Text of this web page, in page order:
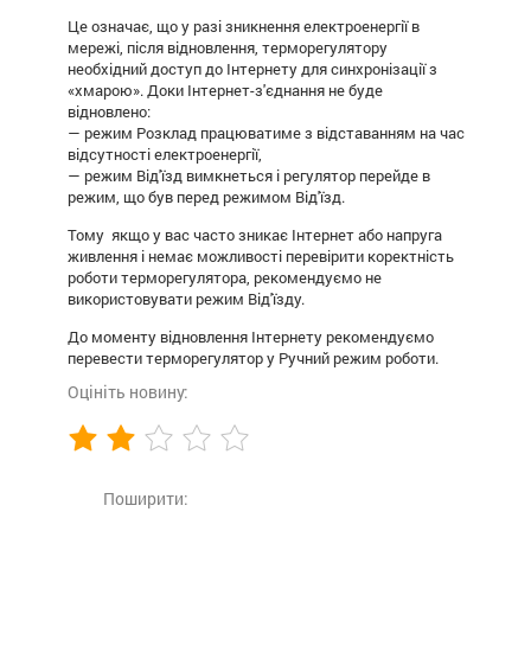
Це означає, що у разі зникнення електроенергії в
мережі, після відновлення, терморегулятору
необхідний доступ до Інтернету для синхронізації з
«хмарою». Доки Інтернет-з'єднання не буде
відновлено:
— режим Розклад працюватиме з відставанням на час
відсутності електроенергії,
— режим Від'їзд вимкнеться і регулятор перейде в
режим, що був перед режимом Від'їзд.
Тому якщо у вас часто зникає Інтернет або напруга
живлення і немає можливості перевірити коректність
роботи терморегулятора, рекомендуємо не
використовувати режим Від'їзду.
До моменту відновлення Інтернету рекомендуємо
перевести терморегулятор у Ручний режим роботи.
Оцініть новину:
Поширити: